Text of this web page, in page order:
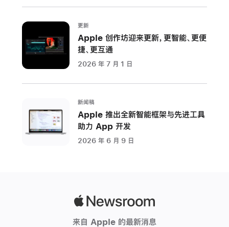
能
言
能
力
与
力
而
设
更新
Apple 创作坊迎来更新，更智能、更便
捷、更互通
2026 年 7 月 1 日
新闻稿
Apple 推出全新智能框架与先进工具
助力 App 开发
2026 年 6 月 9 日
来自 Apple 的最新消息